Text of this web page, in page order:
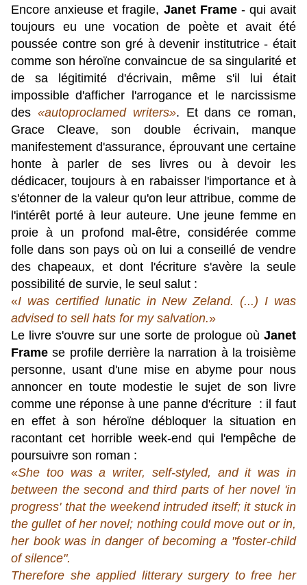
Encore anxieuse et fragile, Janet Frame - qui avait
toujours eu une vocation de poète et avait été
poussée contre son gré à devenir institutrice - était
comme son héroïne convaincue de sa singularité et
de sa légitimité d'écrivain, même s'il lui était
impossible d'afficher l'arrogance et le narcissisme
des «autoproclamed writers». Et dans ce roman,
Grace Cleave, son double écrivain, manque
manifestement d'assurance, éprouvant une certaine
honte à parler de ses livres ou à devoir les
dédicacer, toujours à en rabaisser l'importance et à
s'étonner de la valeur qu'on leur attribue, comme de
l'intérêt porté à leur auteure. Une jeune femme en
proie à un profond mal-être, considérée comme
folle dans son pays où on lui a conseillé de vendre
des chapeaux, et dont l'écriture s'avère la seule
possibilité de survie, le seul salut :
«I was certified lunatic in New Zeland. (...) I was
advised to sell hats for my salvation.»
Le livre s'ouvre sur une sorte de prologue où Janet
Frame se profile derrière la narration à la troisième
personne, usant d'une mise en abyme pour nous
annoncer en toute modestie le sujet de son livre
comme une réponse à une panne d'écriture : il faut
en effet à son héroïne débloquer la situation en
racontant cet horrible week-end qui l'empêche de
poursuivre son roman :
«She too was a writer, self-styled, and it was in
between the second and third parts of her novel 'in
progress' that the weekend intruded itself; it stuck in
the gullet of her novel; nothing could move out or in,
her book was in danger of becoming a "foster-child
of silence".
Therefore she applied litterary surgery to free her